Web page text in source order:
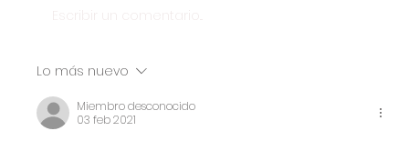
Escribir un comentario...
Lo más nuevo
Miembro desconocido
03 feb 2021